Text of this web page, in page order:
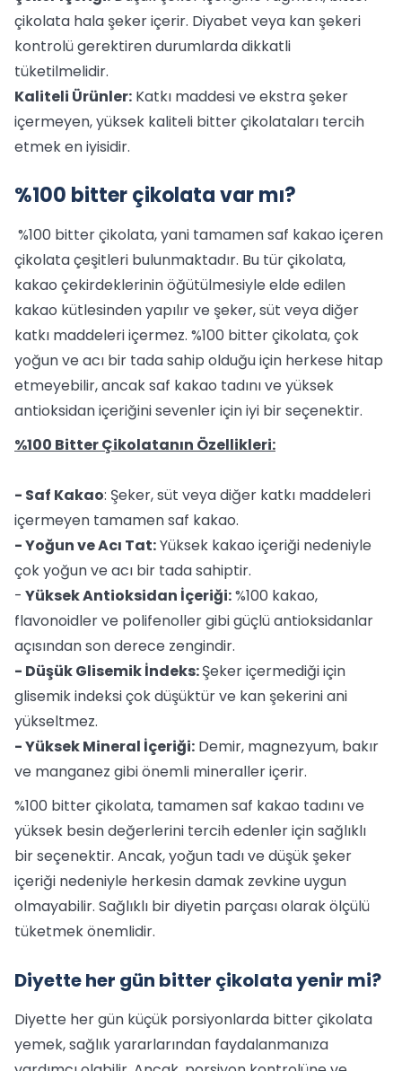
çikolata hala şeker içerir. Diyabet veya kan şekeri
kontrolü gerektiren durumlarda dikkatli
tüketilmelidir.
Kaliteli Ürünler: Katkı maddesi ve ekstra şeker
içermeyen, yüksek kaliteli bitter çikolataları tercih
etmek en iyisidir.
%100 bitter çikolata var mı?
%100 bitter çikolata, yani tamamen saf kakao içeren
çikolata çeşitleri bulunmaktadır. Bu tür çikolata,
kakao çekirdeklerinin öğütülmesiyle elde edilen
kakao kütlesinden yapılır ve şeker, süt veya diğer
katkı maddeleri içermez. %100 bitter çikolata, çok
yoğun ve acı bir tada sahip olduğu için herkese hitap
etmeyebilir, ancak saf kakao tadını ve yüksek
antioksidan içeriğini sevenler için iyi bir seçenektir.
%100 Bitter Çikolatanın Özellikleri:
- Saf Kakao: Şeker, süt veya diğer katkı maddeleri
içermeyen tamamen saf kakao.
- Yoğun ve Acı Tat:Yüksek kakao içeriği nedeniyle
çok yoğun ve acı bir tada sahiptir.
- Yüksek Antioksidan İçeriği:%100 kakao,
flavonoidler ve polifenoller gibi güçlü antioksidanlar
açısından son derece zengindir.
- Düşük Glisemik İndeks:Şeker içermediği için
glisemik indeksi çok düşüktür ve kan şekerini ani
yükseltmez.
- Yüksek Mineral İçeriği: Demir, magnezyum, bakır
ve manganez gibi önemli mineraller içerir.
%100 bitter çikolata, tamamen saf kakao tadını ve
yüksek besin değerlerini tercih edenler için sağlıklı
bir seçenektir. Ancak, yoğun tadı ve düşük şeker
içeriği nedeniyle herkesin damak zevkine uygun
olmayabilir. Sağlıklı bir diyetin parçası olarak ölçülü
tüketmek önemlidir.
Diyette her gün bitter çikolata yenir mi?
Diyette her gün küçük porsiyonlarda bitter çikolata
yemek, sağlık yararlarından faydalanmanıza